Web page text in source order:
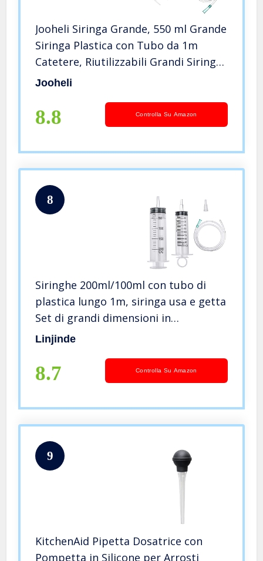
Jooheli Siringa Grande, 550 ml Grande
Siringa Plastica con Tubo da 1m
Catetere, Riutilizzabili Grandi Siringa
Dosatrice Liquida per Idroponica
Alimentazione Animali Domestici
Jooheli
8.8 Controlla Su Amazon
8
Siringhe 200ml/100ml con tubo di
plastica lungo 1m, siringa usa e getta
Set di grandi dimensioni in
confezione sterile Siringa dosatrice
esperimenti, uso industriale.
Linjinde
8.7 Controlla Su Amazon
9
KitchenAid Pipetta Dosatrice con
Pompetta in Silicone per Arrosti